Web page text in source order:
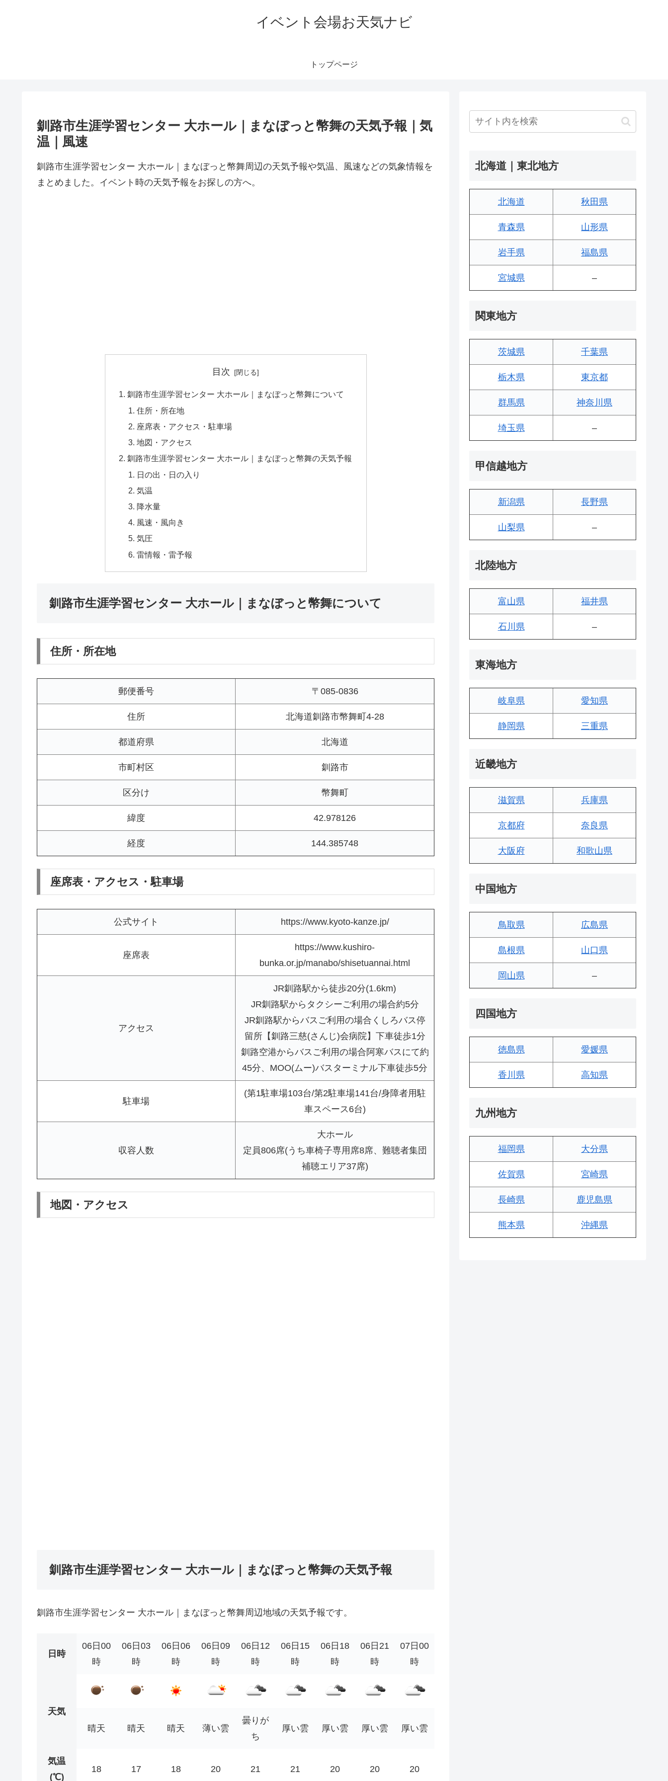
イベント会場お天気ナビ
トップページ
釧路市生涯学習センター 大ホール｜まなぼっと幣舞の天気予報｜気
温｜風速
釧路市生涯学習センター 大ホール｜まなぼっと幣舞周辺の天気予報や気温、風速などの気象情報を
まとめました。イベント時の天気予報をお探しの方へ。
目次
釧路市生涯学習センター 大ホール｜まなぼっと幣舞について
住所・所在地
座席表・アクセス・駐車場
地図・アクセス
釧路市生涯学習センター 大ホール｜まなぼっと幣舞の天気予報
日の出・日の入り
気温
降水量
風速・風向き
気圧
雷情報・雷予報
釧路市生涯学習センター 大ホール｜まなぼっと幣舞について
住所・所在地
郵便番号 〒085-0836
住所 北海道釧路市幣舞町4-28
都道府県 北海道
市町村区 釧路市
区分け 幣舞町
緯度 42.978126
経度 144.385748
座席表・アクセス・駐車場
公式サイト https://www.kyoto-kanze.jp/
座席表
https://www.kushiro-
bunka.or.jp/manabo/shisetuannai.html
アクセス
JR釧路駅から徒歩20分(1.6km)
JR釧路駅からタクシーご利用の場合約5分
JR釧路駅からバスご利用の場合くしろバス停
留所【釧路三慈(さんじ)会病院】下車徒歩1分
釧路空港からバスご利用の場合阿寒バスにて約
45分、MOO(ムー)バスターミナル下車徒歩5分
駐車場
(第1駐車場103台/第2駐車場141台/身障者用駐
車スペース6台)
収容人数
大ホール
定員806席(うち車椅子専用席8席、難聴者集団
補聴エリア37席)
地図・アクセス
釧路市生涯学習センター 大ホール｜まなぼっと幣舞の天気予報
釧路市生涯学習センター 大ホール｜まなぼっと幣舞周辺地域の天気予報です。
日時
06日00
時
06日03
時
06日06
時
06日09
時
06日12
時
06日15
時
06日18
時
06日21
時
07日00
時
天気
晴天
晴天 晴天 薄い雲
曇りが
ち
厚い雲 厚い雲 厚い雲 厚い雲
気温
(℃)
18 17 18 20 21 21 20 20 20
北海道｜東北地方
北海道 秋田県
青森県 山形県
岩手県 福島県
宮城県 –
関東地方
茨城県 千葉県
栃木県 東京都
群馬県 神奈川県
埼玉県 –
甲信越地方
新潟県 長野県
山梨県 –
北陸地方
富山県 福井県
石川県 –
東海地方
岐阜県 愛知県
静岡県 三重県
近畿地方
滋賀県 兵庫県
京都府 奈良県
大阪府 和歌山県
中国地方
鳥取県 広島県
島根県 山口県
岡山県 –
四国地方
徳島県 愛媛県
香川県 高知県
九州地方
福岡県 大分県
佐賀県 宮崎県
長崎県 鹿児島県
熊本県 沖縄県